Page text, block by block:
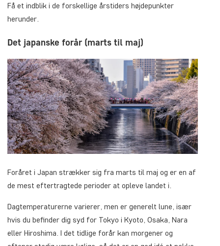
Få et indblik i de forskellige årstiders højdepunkter
herunder.
Det japanske forår (marts til maj)
Foråret i Japan strækker sig fra marts til maj og er en af
de mest eftertragtede perioder at opleve landet i.
Dagtemperaturerne varierer, men er generelt lune, især
hvis du befinder dig syd for Tokyo i Kyoto, Osaka, Nara
eller Hiroshima. I det tidlige forår kan morgener og